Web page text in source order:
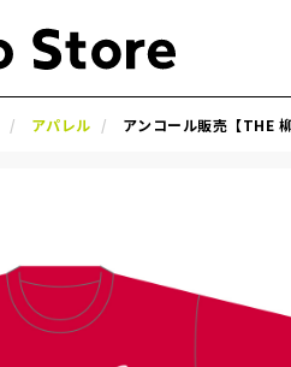
アパレル アンコール販売【THE